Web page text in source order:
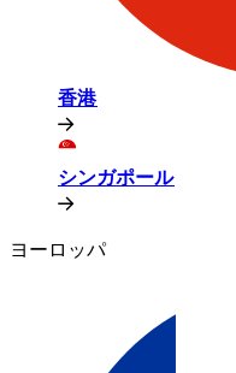
香港​​
シンガポール​​
ヨーロッパ​​